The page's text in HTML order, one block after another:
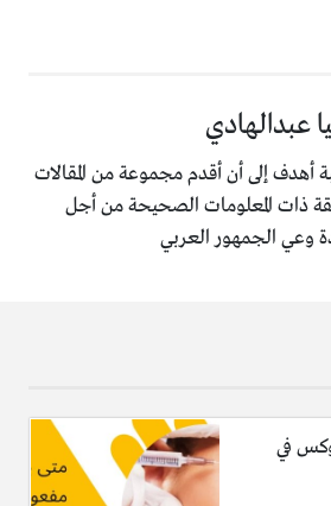
عبدالهادي
أهدف إلى أن أقدم مجموعة من المقالات
ذات المعلومات الصحيحة من أجل
وعي الجمهور العربي
في